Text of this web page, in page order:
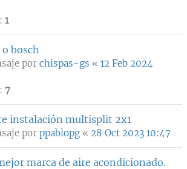
1
bosch
por chispas-gs « 12 Feb 2024
7
instalación multisplit 2x1
por ppablopg « 28 Oct 2023 10:47
marca de aire acondicionado.